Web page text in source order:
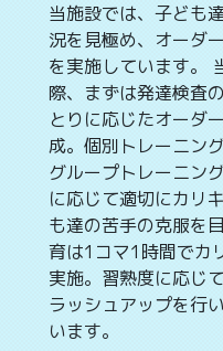
当施設では、子ども
況を見極め、オーダ
を実施しています。
際、まずは発達検査
とりに応じたオーダ
成。個別トレーニン
グループトレーニン
に応じて適切にカリ
も達の苦手の克服を
育は1コマ1時間でカ
実施。習熟度に応じ
ラッシュアップを行
います。